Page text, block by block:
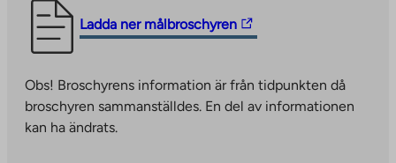
Ladda ner målbroschyren
The
link
you
to
an
Obs! Broschyrens information är från tidpunkten då
broschyren sammanställdes. En del av informationen
kan ha ändrats.